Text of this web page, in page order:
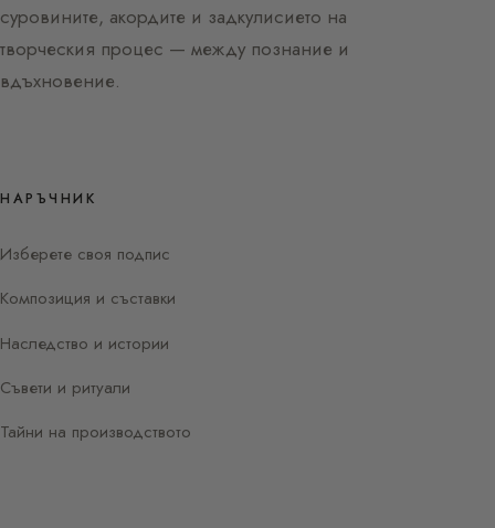
суровините, акордите и задкулисието на
творческия процес — между познание и
вдъхновение.
НАРЪЧНИК
Изберете своя подпис
Композиция и съставки
Наследство и истории
Съвети и ритуали
Тайни на производството